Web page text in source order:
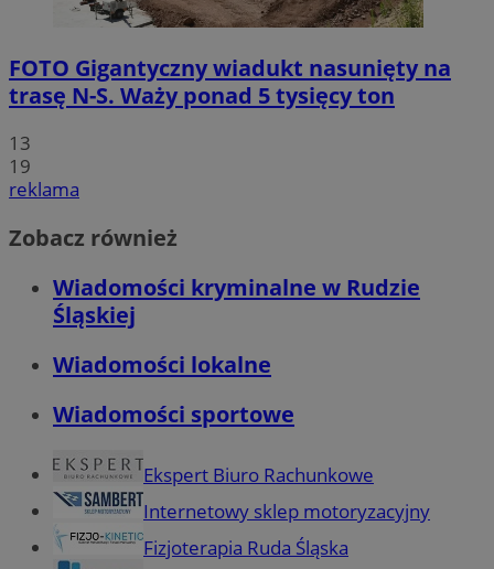
FOTO Gigantyczny wiadukt nasunięty na
trasę N-S. Waży ponad 5 tysięcy ton
13
19
reklama
Zobacz również
Wiadomości kryminalne w Rudzie
Śląskiej
Wiadomości lokalne
Wiadomości sportowe
Ekspert Biuro Rachunkowe
Internetowy sklep motoryzacyjny
Fizjoterapia Ruda Śląska